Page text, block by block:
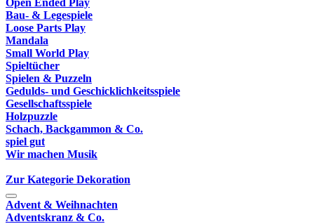
Open Ended Play
Bau- & Legespiele
Loose Parts Play
Mandala
Small World Play
Spieltücher
Spielen & Puzzeln
Gedulds- und Geschicklichkeitsspiele
Gesellschaftsspiele
Holzpuzzle
Schach, Backgammon & Co.
spiel gut
Wir machen Musik
Zur Kategorie Dekoration
Advent & Weihnachten
Adventskranz & Co.